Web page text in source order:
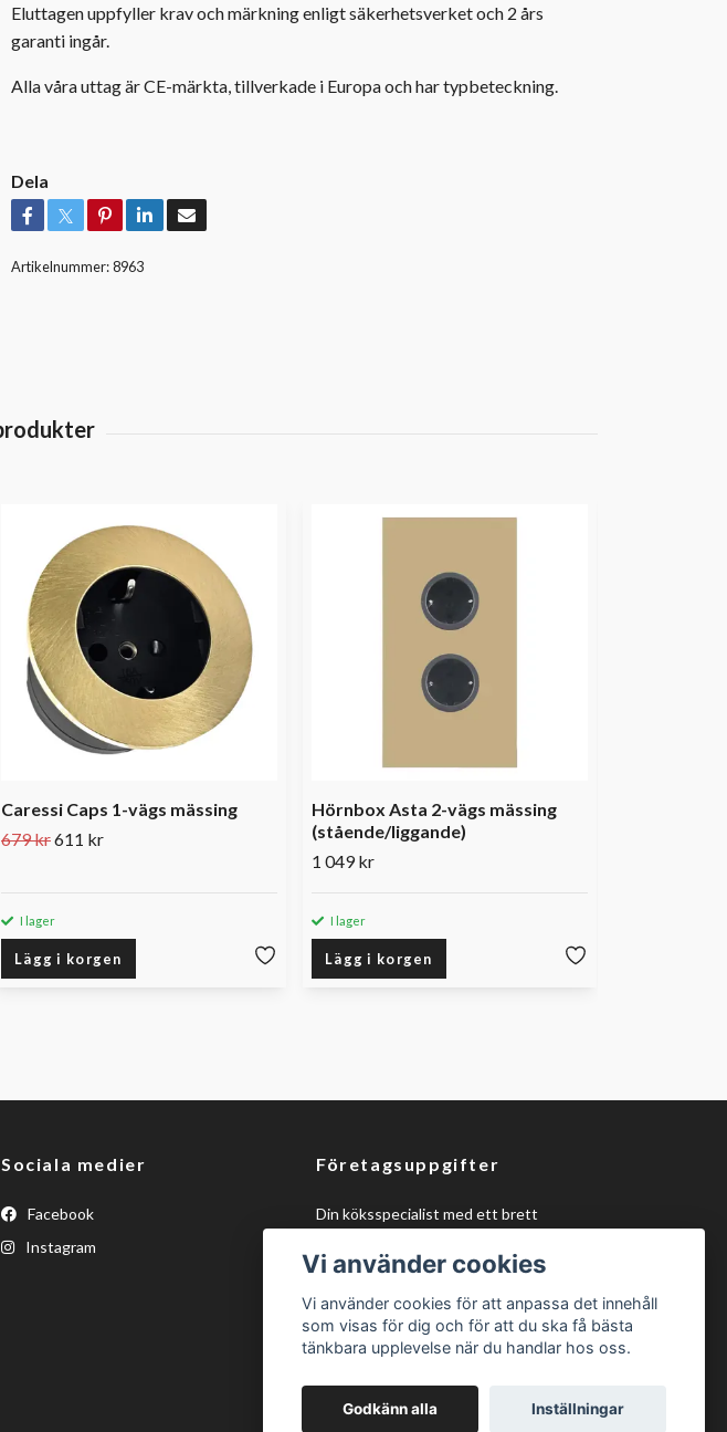
Eluttagen uppfyller krav och märkning enligt säkerhetsverket och 2 års
garanti ingår.
Alla våra uttag är CE-märkta, tillverkade i Europa och har typbeteckning.
Dela
Artikelnummer:8963
Caressi Caps 1-vägs mässing
679 kr611 kr
I lager
Lägg i korgen
Hörnbox Asta 2-vägs mässing
(stående/liggande)
1 049 kr
I lager
Lägg i korgen
Sociala medier
Facebook
Instagram
Företagsuppgifter
Din köksspecialist med ett brett
monteringsmaterial, samt unika 150mm
plasmafilter för alla köksprojekt!
Vi använder cookies
Vi använder cookies för att anpassa det innehåll
som visas för dig och för att du ska få bästa
tänkbara upplevelse när du handlar hos oss.
Godkänn alla Inställningar